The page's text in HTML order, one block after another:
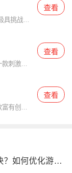
践踏之塔简介 《践踏之塔》是一款极具挑战性和趣味性的动作冒险游戏。玩家需要在不断攀登塔楼的过程中，克服各种障碍和敌人，体验到前所未有的紧张感和成就感。游戏以其独特的玩法和精美的画面吸引了大量玩家的关注
查看
《动物战争模拟器内置菜单版》是一款刺激、有趣的模拟战略游戏，而且在这个游戏中，玩家将扮演不同类型的动物，与其他玩家进行战斗，争夺领地和资源。游戏以独特的图形和令人惊叹的音效为特色，为玩家带来一个逼真的
查看
《终极高尔夫内置菜单版》这是一款富有创意和刺激的高尔夫游戏，它提供了各种各样的关卡和挑战，玩家可以体验到真实的高尔夫对战和精彩的竞技体验。里面有真实的物理效果和更逼真的互动玩法，带给你极致的高尔夫体验
查看
九幺1.0.31版本玩命加载中该如何解决？如何优化游戏体验？